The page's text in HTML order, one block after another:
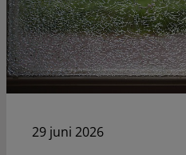
29 juni 2026